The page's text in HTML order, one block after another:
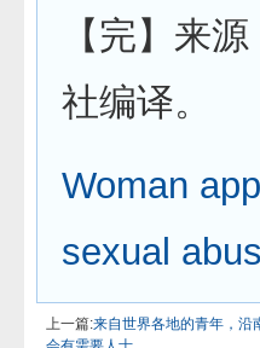
【完】来
社编译。
Woman
sexual
上一篇:来自世界各地的青年，沿